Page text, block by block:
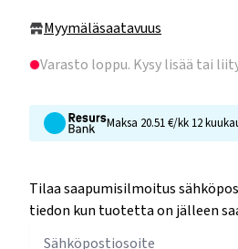
Myymäläsaatavuus
Varasto loppu. Kysy lisää tai
Maksa 20.51 €/kk 12
Tilaa saapumisilmoitus
tiedon kun tuotetta on jälleen